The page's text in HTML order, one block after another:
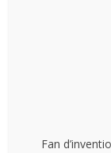
Fan